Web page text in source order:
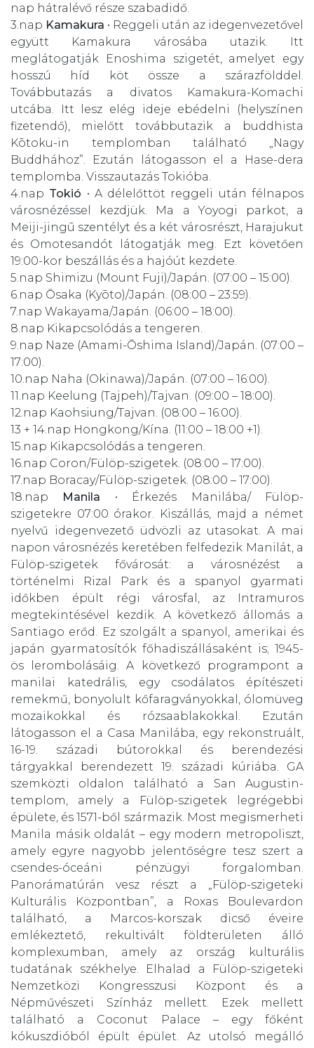
nap hátralévő része szabadidő.
3.nap Kamakura • Reggeli után az idegenvezetővel
együtt Kamakura városába utazik. Itt
meglátogatják Enoshima szigetét, amelyet egy
hosszú híd köt össze a szárazfölddel.
Továbbutazás a divatos Kamakura-Komachi
utcába. Itt lesz elég ideje ebédelni (helyszínen
fizetendő), mielőtt továbbutazik a buddhista
Kōtoku-in templomban található „Nagy
Buddhához”. Ezután látogasson el a Hase-dera
templomba. Visszautazás Tokióba.
4.nap Tokió • A délelőttöt reggeli után félnapos
városnézéssel kezdjük. Ma a Yoyogi parkot, a
Meiji-jingū szentélyt és a két városrészt, Harajukut
és Omotesandót látogatják meg. Ezt követően
19:00-kor beszállás és a hajóút kezdete.
5.nap Shimizu (Mount Fuji)/Japán. (07:00 – 15:00).
6.nap Ōsaka (Kyōto)/Japán. (08:00 – 23:59).
7.nap Wakayama/Japán. (06:00 – 18:00).
8.nap Kikapcsolódás a tengeren.
9.nap Naze (Amami-Ōshima Island)/Japán. (07:00 –
17:00).
10.nap Naha (Okinawa)/Japán. (07:00 – 16:00).
11.nap Keelung (Tajpeh)/Tajvan. (09:00 – 18:00).
12.nap Kaohsiung/Tajvan. (08:00 – 16:00).
13 + 14.nap Hongkong/Kína. (11:00 – 18:00 +1).
15.nap Kikapcsolódás a tengeren.
16.nap Coron/Fülöp-szigetek. (08:00 – 17:00).
17.nap Boracay/Fülöp-szigetek. (08:00 – 17:00).
18.nap
Manila • Érkezés Manilába/ Fülöp-
szigetekre 07:00 órakor. Kiszállás, majd a német
nyelvű idegenvezető üdvözli az utasokat. A mai
napon városnézés keretében felfedezik Manilát, a
Fülöp-szigetek fővárosát: a városnézést a
történelmi Rizal Park és a spanyol gyarmati
időkben épült régi városfal, az Intramuros
megtekintésével kezdik. A következő állomás a
Santiago erőd. Ez szolgált a spanyol, amerikai és
japán gyarmatosítók főhadiszállásaként is; 1945-
ös lerombolásáig. A következő programpont a
manilai katedrális, egy csodálatos építészeti
remekmű, bonyolult kőfaragványokkal, ólomüveg
mozaikokkal és rózsaablakokkal. Ezután
látogasson el a Casa Manilába, egy rekonstruált,
16-19. századi bútorokkal és berendezési
tárgyakkal berendezett 19. századi kúriába. GA
szemközti oldalon található a San Augustin-
templom, amely a Fülöp-szigetek legrégebbi
épülete, és 1571-ből származik. Most megismerheti
Manila másik oldalát – egy modern metropoliszt,
amely egyre nagyobb jelentőségre tesz szert a
csendes-óceáni pénzügyi forgalomban.
Panorámatúrán vesz részt a „Fülöp-szigeteki
Kulturális Központban”, a Roxas Boulevardon
található, a Marcos-korszak dicső éveire
emlékeztető, rekultivált földterületen álló
komplexumban, amely az ország kulturális
tudatának székhelye. Elhalad a Fülöp-szigeteki
Nemzetközi Kongresszusi Központ és a
Népművészeti Színház mellett. Ezek mellett
található a Coconut Palace – egy főként
kókuszdióból épült épület. Az utolsó megálló